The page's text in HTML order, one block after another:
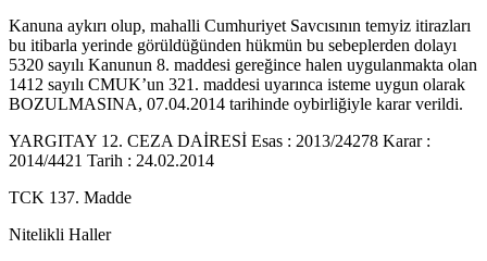
Kanuna aykırı olup, mahalli Cumhuriyet Savcısının temyiz itirazları
bu itibarla yerinde görüldüğünden hükmün bu sebeplerden dolayı
5320 sayılı Kanunun 8. maddesi gereğince halen uygulanmakta olan
1412 sayılı CMUK’un 321. maddesi uyarınca isteme uygun olarak
BOZULMASINA, 07.04.2014 tarihinde oybirliğiyle karar verildi.
YARGITAY 12. CEZA DAİRESİ Esas : 2013/24278 Karar :
2014/4421 Tarih : 24.02.2014
TCK 137. Madde
Nitelikli Haller